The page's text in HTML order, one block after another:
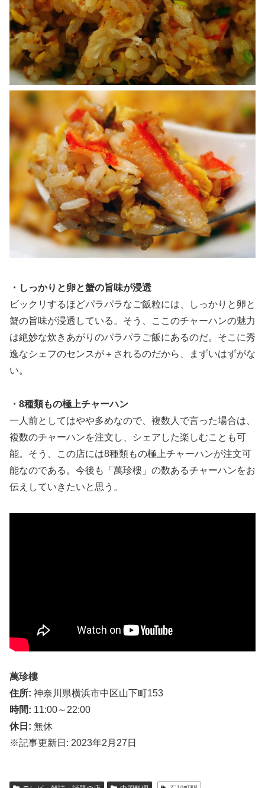
・しっかりと卵と蟹の旨味が浸透
ビックリするほどパラパラなご飯粒には、しっかりと卵と
蟹の旨味が浸透している。そう、ここのチャーハンの魅力
は絶妙な炊きあがりのパラパラご飯にあるのだ。そこに秀
逸なシェフのセンスが＋されるのだから、まずいはずがな
い。
・8種類もの極上チャーハン
一人前としてはやや多めなので、複数人で言った場合は、
複数のチャーハンを注文し、シェアした楽しむことも可
能。そう、この店には8種類もの極上チャーハンが注文可
能なのである。今後も「萬珍樓」の数あるチャーハンをお
伝えしていきたいと思う。
萬珍樓
住所: 神奈川県横浜市中区山下町153
時間: 11:00～22:00
休日: 無休
※記事更新日: 2023年2月27日